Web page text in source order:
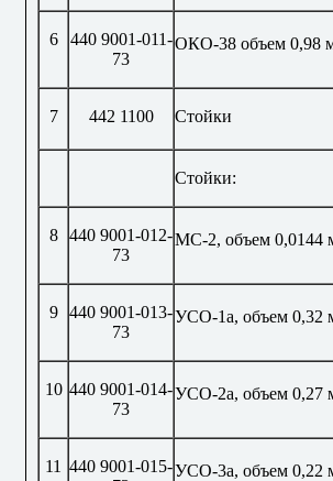
6
440 9001-011-
73
ОКО-38 объем 0,98
7 442 1100 Стойки
Стойки:
8
440 9001-012-
73
МС-2, объем 0,0144
9
440 9001-013-
73
УСО-1а, объем 0,32
10 440 9001-014-
73
УСО-2а, объем 0,27
11 440 9001-015-УСО-3а, объем 0,22